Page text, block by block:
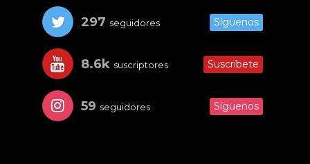
297 seguidores Síguenos
8.6k suscriptores Suscríbete
59 seguidores Síguenos